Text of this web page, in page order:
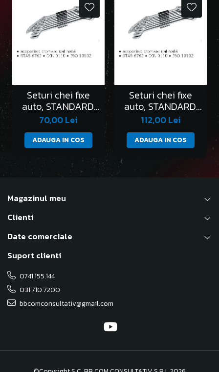
Seturi chei fixe
auto, STANDARD,
în clemă/6 bucati
70,00 Lei
ADAUGA IN COS
Seturi chei fixe
auto, STANDARD,
în clemă/8 bucati
112,00 Lei
ADAUGA IN COS
Magazinul meu
Clienti
Date comerciale
Suport clienti
0741.155.144
031.710.7200
bbcomconsultativ@gmail.com